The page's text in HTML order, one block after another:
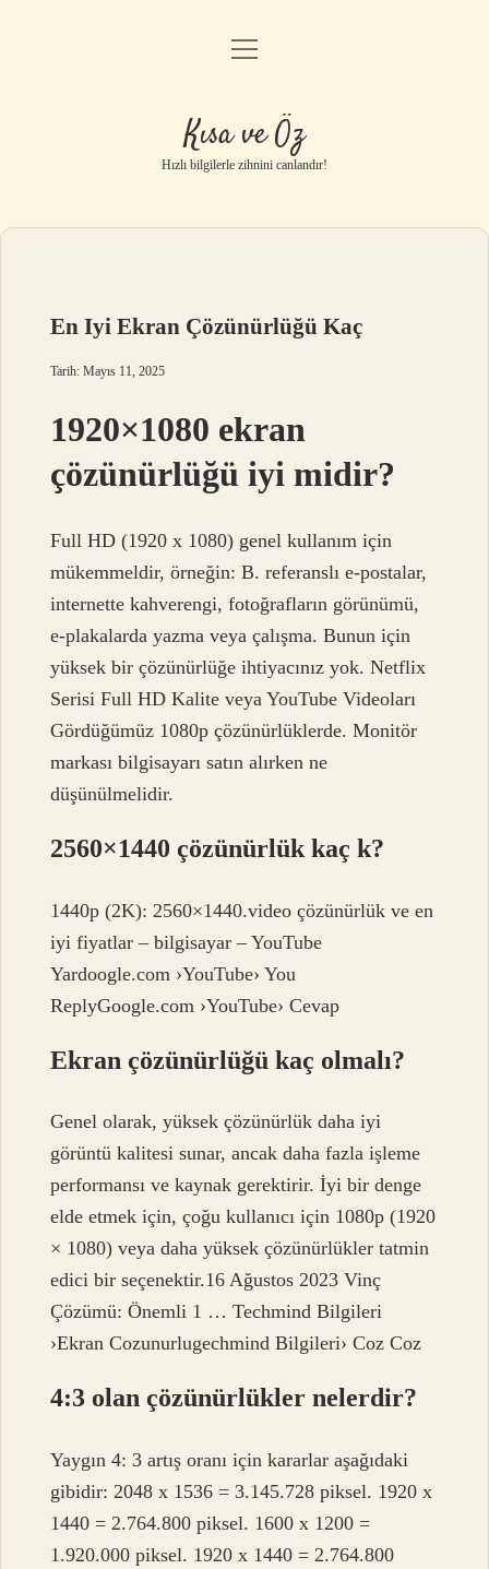
Anasayfa
Gizlilik Politikası
Yasal Uyarı
menüyü
Kısa ve Öz
Hızlı bilgilerle zihnini canlandır!
En Iyi Ekran Çözünürlüğü Kaç
Tarih: Mayıs 11, 2025
1920×1080 ekran
çözünürlüğü iyi midir?
Full HD (1920 x 1080) genel kullanım için
mükemmeldir, örneğin: B. referanslı e-postalar,
internette kahverengi, fotoğrafların görünümü,
e-plakalarda yazma veya çalışma. Bunun için
yüksek bir çözünürlüğe ihtiyacınız yok. Netflix
Serisi Full HD Kalite veya YouTube Videoları
Gördüğümüz 1080p çözünürlüklerde. Monitör
markası bilgisayarı satın alırken ne
düşünülmelidir.
2560×1440 çözünürlük kaç k?
1440p (2K): 2560×1440.video çözünürlük ve en
iyi fiyatlar – bilgisayar – YouTube
Yardoogle.com ›YouTube› You
ReplyGoogle.com ›YouTube› Cevap
Ekran çözünürlüğü kaç olmalı?
Genel olarak, yüksek çözünürlük daha iyi
görüntü kalitesi sunar, ancak daha fazla işleme
performansı ve kaynak gerektirir. İyi bir denge
elde etmek için, çoğu kullanıcı için 1080p (1920
× 1080) veya daha yüksek çözünürlükler tatmin
edici bir seçenektir.16 Ağustos 2023 Vinç
Çözümü: Önemli 1 … Techmind Bilgileri
›Ekran Cozunurlugechmind Bilgileri› Coz Coz
4:3 olan çözünürlükler nelerdir?
Yaygın 4: 3 artış oranı için kararlar aşağıdaki
gibidir: 2048 x 1536 = 3.145.728 piksel. 1920 x
1440 = 2.764.800 piksel. 1600 x 1200 =
1.920.000 piksel. 1920 x 1440 = 2.764.800